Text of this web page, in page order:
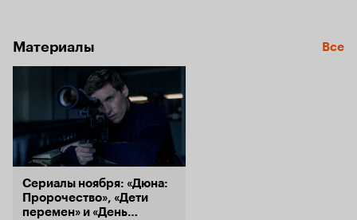
Материалы Все
Сериалы ноября: «Дюна:
Пророчество», «Дети
перемен» и «День